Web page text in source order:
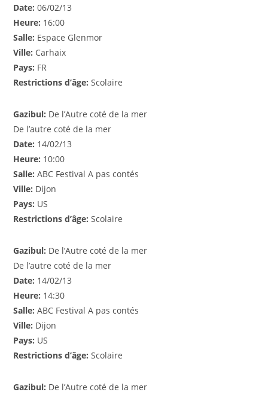
Date: 06/02/13
Heure: 16:00
Salle: Espace Glenmor
Ville: Carhaix
Pays: FR
Restrictions d’âge: Scolaire
Gazibul: De l’Autre coté de la mer
De l’autre coté de la mer
Date: 14/02/13
Heure: 10:00
Salle: ABC Festival A pas contés
Ville: Dijon
Pays: US
Restrictions d’âge: Scolaire
Gazibul: De l’Autre coté de la mer
De l’autre coté de la mer
Date: 14/02/13
Heure: 14:30
Salle: ABC Festival A pas contés
Ville: Dijon
Pays: US
Restrictions d’âge: Scolaire
Gazibul: De l’Autre coté de la mer